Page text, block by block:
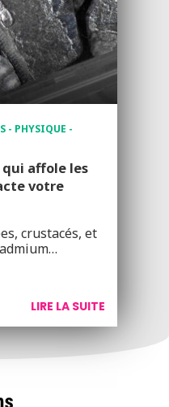
- PHYSIQUE -
affole les
votre
crustacés, et
LIRE LA SUITE